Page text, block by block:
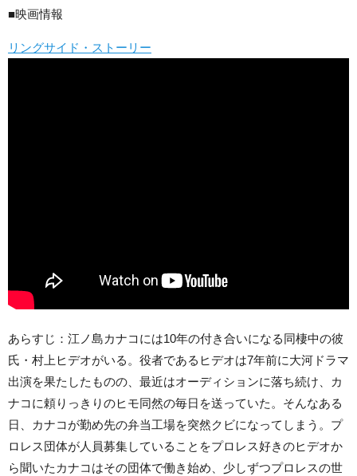
■映画情報
リングサイド・ストーリー
あらすじ：江ノ島カナコには10年の付き合いになる同棲中の彼
氏・村上ヒデオがいる。役者であるヒデオは7年前に大河ドラマ
出演を果たしたものの、最近はオーディションに落ち続け、カ
ナコに頼りっきりのヒモ同然の毎日を送っていた。そんなある
日、カナコが勤め先の弁当工場を突然クビになってしまう。プ
ロレス団体が人員募集していることをプロレス好きのヒデオか
ら聞いたカナコはその団体で働き始め、少しずつプロレスの世